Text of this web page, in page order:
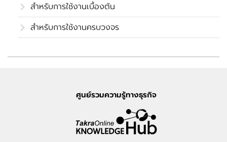
สำหรับการใช้งานเบื้องต้น
สำหรับการใช้งานครบวงจร
ศูนย์รวมความรู้ทางธุรกิจ